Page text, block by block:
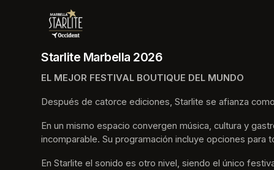
Starlite Marbella 2026
EL MEJOR FESTIVAL BOUTIQUE DEL MUNDO
Después de catorce ediciones, Starlite se afianza
En un mismo espacio convergen música, cultura y
incomparable. Su programación incluye opciones
En Starlite el sonido es otro nivel, siendo el único